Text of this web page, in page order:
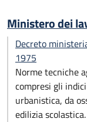
Ministero dei
Decreto
1975
Norme tecniche
compresi gli
urbanistica, da
edilizia scolastica.